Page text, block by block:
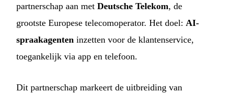
partnerschap aan met Deutsche Telekom, de
grootste Europese telecomoperator. Het doel: AI-
spraakagenten inzetten voor de klantenservice,
toegankelijk via app en telefoon.
Dit partnerschap markeert de uitbreiding van